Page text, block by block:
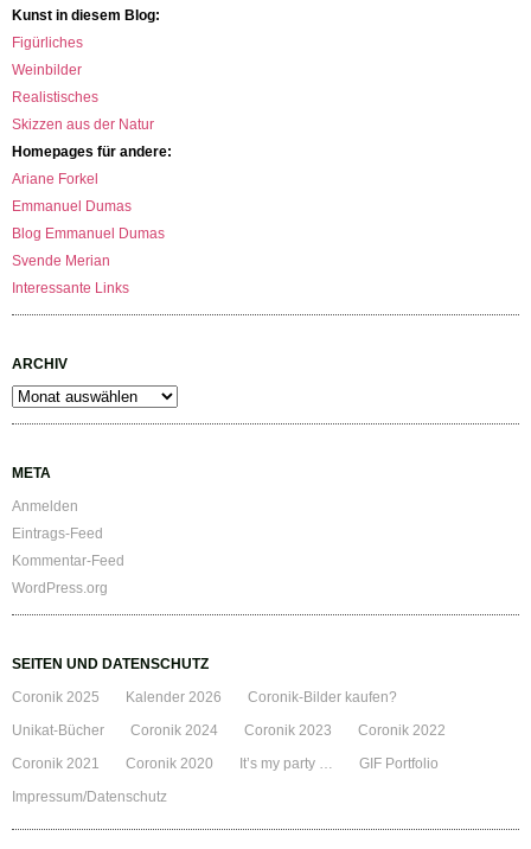
Kunst in diesem Blog:
Figürliches
Weinbilder
Realistisches
Skizzen aus der Natur
Homepages für andere:
Ariane Forkel
Emmanuel Dumas
Blog Emmanuel Dumas
Svende Merian
Interessante Links
ARCHIV
Archiv
META
Anmelden
Eintrags-Feed
Kommentar-Feed
WordPress.org
SEITEN UND DATENSCHUTZ
Coronik 2025
Kalender 2026
Coronik-Bilder kaufen?
Unikat-Bücher
Coronik 2024 Coronik 2023
Coronik 2022
Coronik 2021
Coronik 2020 It’s my party …
GIF Portfolio
Impressum/Datenschutz